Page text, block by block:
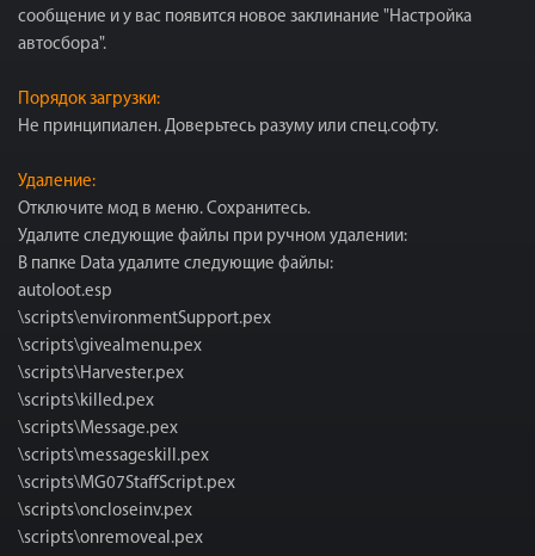
сообщение и у вас появится новое заклинание "Настройка
автосбора".
Порядок загрузки:
Не принципиален. Доверьтесь разуму или спец.софту.
Удаление:
Отключите мод в меню. Сохранитесь.
Удалите следующие файлы при ручном удалении:
В папке Data удалите следующие файлы:
autoloot.esp
\scripts\environmentSupport.pex
\scripts\givealmenu.pex
\scripts\Harvester.pex
\scripts\killed.pex
\scripts\Message.pex
\scripts\messageskill.pex
\scripts\MG07StaffScript.pex
\scripts\oncloseinv.pex
\scripts\onremoveal.pex